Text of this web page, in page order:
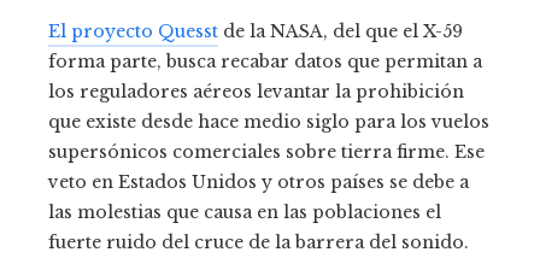
El proyecto Quesst de la NASA, del que el X-59
forma parte, busca recabar datos que permitan a
los reguladores aéreos levantar la prohibición
que existe desde hace medio siglo para los vuelos
supersónicos comerciales sobre tierra firme. Ese
veto en Estados Unidos y otros países se debe a
las molestias que causa en las poblaciones el
fuerte ruido del cruce de la barrera del sonido.